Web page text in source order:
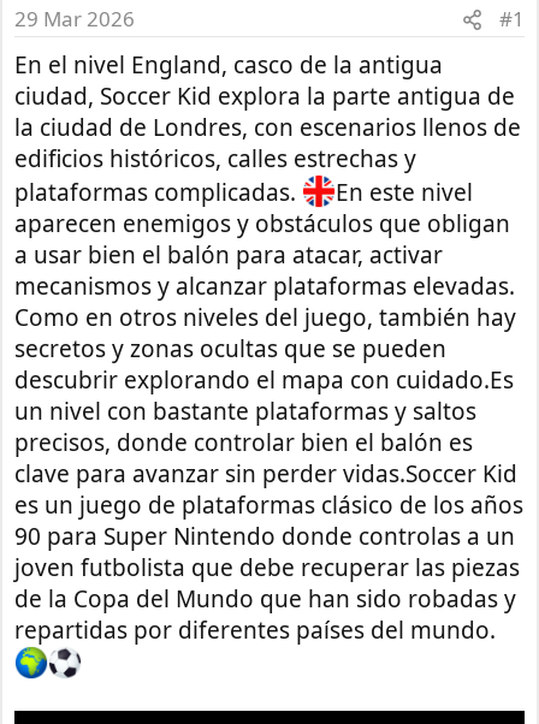
i
n
i
c
i
29 Mar 2026 #1
En el nivel England, casco de la antigua
ciudad, Soccer Kid explora la parte antigua de
la ciudad de Londres, con escenarios llenos de
edificios históricos, calles estrechas y
plataformas complicadas.
En este nivel
aparecen enemigos y obstáculos que obligan
a usar bien el balón para atacar, activar
mecanismos y alcanzar plataformas elevadas.
Como en otros niveles del juego, también hay
secretos y zonas ocultas que se pueden
descubrir explorando el mapa con cuidado.Es
un nivel con bastante plataformas y saltos
precisos, donde controlar bien el balón es
clave para avanzar sin perder vidas.Soccer Kid
es un juego de plataformas clásico de los años
90 para Super Nintendo donde controlas a un
joven futbolista que debe recuperar las piezas
de la Copa del Mundo que han sido robadas y
repartidas por diferentes países del mundo.